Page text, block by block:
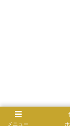
メニュー